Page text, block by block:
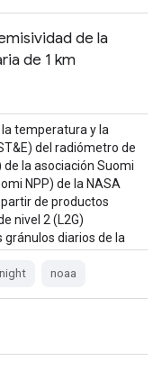
de la
de 1 km
temperatura y la
del radiómetro de
la asociación Suomi
NPP) de la NASA
de productos
nivel 2 (L2G)
gránulos diarios de la
night noaa